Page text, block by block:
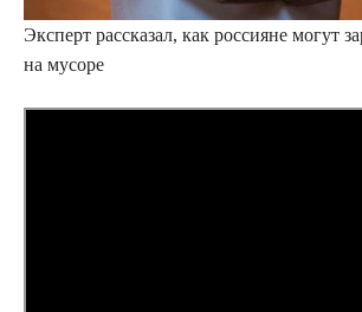
Эксперт рассказал, как россияне могут
на мусоре